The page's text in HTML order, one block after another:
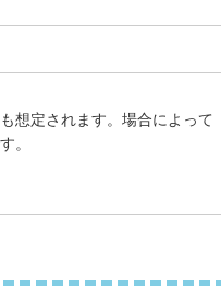
想定されます。場合によって
。